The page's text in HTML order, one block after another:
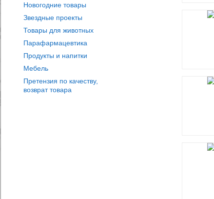
Новогодние товары
Звездные проекты
Товары для животных
Парафармацевтика
Продукты и напитки
Мебель
Претензия по качеству,
возврат товара